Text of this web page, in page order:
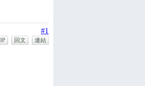
#1
回文 連結